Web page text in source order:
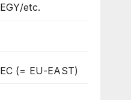
etc.
(= EU-EAST)